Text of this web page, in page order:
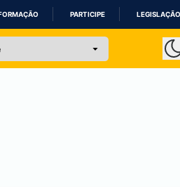
PARTICIPE LEGISLAÇÃO